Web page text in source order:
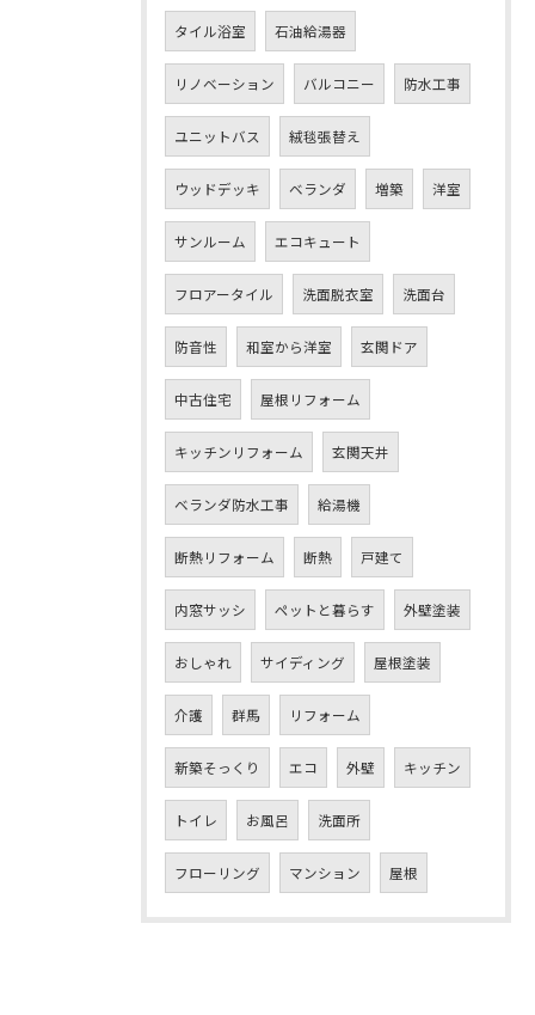
タイル浴室 石油給湯器
リノベーション バルコニー 防水工事
ユニットバス 絨毯張替え
ウッドデッキ ベランダ 増築 洋室
サンルーム エコキュート
フロアータイル 洗面脱衣室 洗面台
防音性 和室から洋室 玄関ドア
中古住宅 屋根リフォーム
キッチンリフォーム 玄関天井
ベランダ防水工事 給湯機
断熱リフォーム 断熱 戸建て
内窓サッシ ペットと暮らす 外壁塗装
おしゃれ サイディング 屋根塗装
介護 群馬 リフォーム
新築そっくり エコ 外壁 キッチン
トイレ お風呂 洗面所
フローリング マンション 屋根